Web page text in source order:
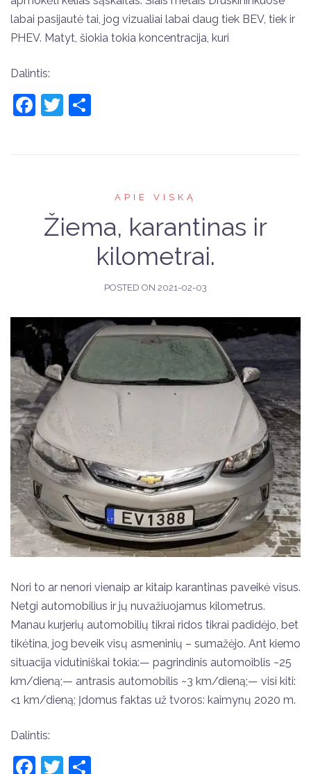
labai pasijautė tai, jog vizualiai labai daug tiek BEV, tiek ir
PHEV. Matyt, šiokia tokia koncentracija, kuri
Dalintis:
Facebook
Twitter
APIE VISKĄ
Žiema, karantinas ir
kilometrai.
POSTED ON 2021-02-03
Nori to ar nenori vienaip ar kitaip karantinas paveikė visus.
Netgi automobilius ir jų nuvažiuojamus kilometrus.
Manau kurjerių automobilių tikrai ridos tikrai padidėjo, bet
tikėtina, jog beveik visų asmeninių – sumažėjo. Ant kiemo
situacija vidutiniškai tokia:— pagrindinis automoiblis ~25
km/dieną;— antrasis automobilis ~3 km/dieną;— visi kiti:
<1 km/dieną; Įdomus faktas už tvoros: kaimynų 2020 m.
Dalintis:
Facebook
Twitter